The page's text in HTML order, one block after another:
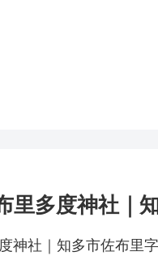
里多度神社｜
神社｜知多市佐布里